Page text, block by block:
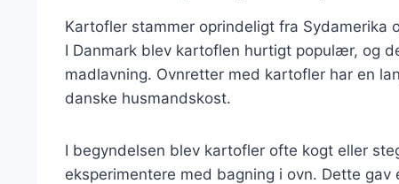
Kartofler stammer oprindeligt fra Sydamerika
I Danmark blev kartoflen hurtigt populær, og
madlavning. Ovnretter med kartofler har en
danske husmandskost.
I begyndelsen blev kartofler ofte kogt eller
eksperimentere med bagning i ovn. Dette